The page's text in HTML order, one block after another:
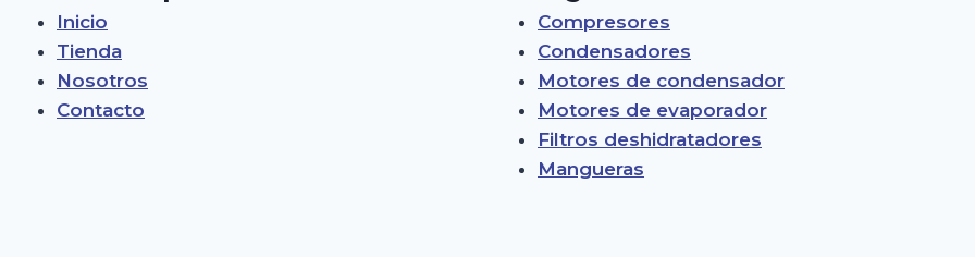
Inicio
Tienda
Nosotros
Contacto
Compresores
Condensadores
Motores de condensador
Motores de evaporador
Filtros deshidratadores
Mangueras